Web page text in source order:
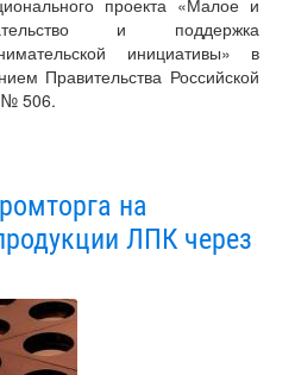
проекта «Малое и
и поддержка
инициативы» в
Правительства Российской
№ 506.
на
ЛПК через